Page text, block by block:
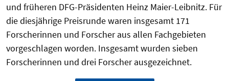
und früheren DFG-Präsidenten Heinz Maier-Leibnitz. Für
die diesjährige Preisrunde waren insgesamt 171
Forscherinnen und Forscher aus allen Fachgebieten
vorgeschlagen worden. Insgesamt wurden sieben
Forscherinnen und drei Forscher ausgezeichnet.